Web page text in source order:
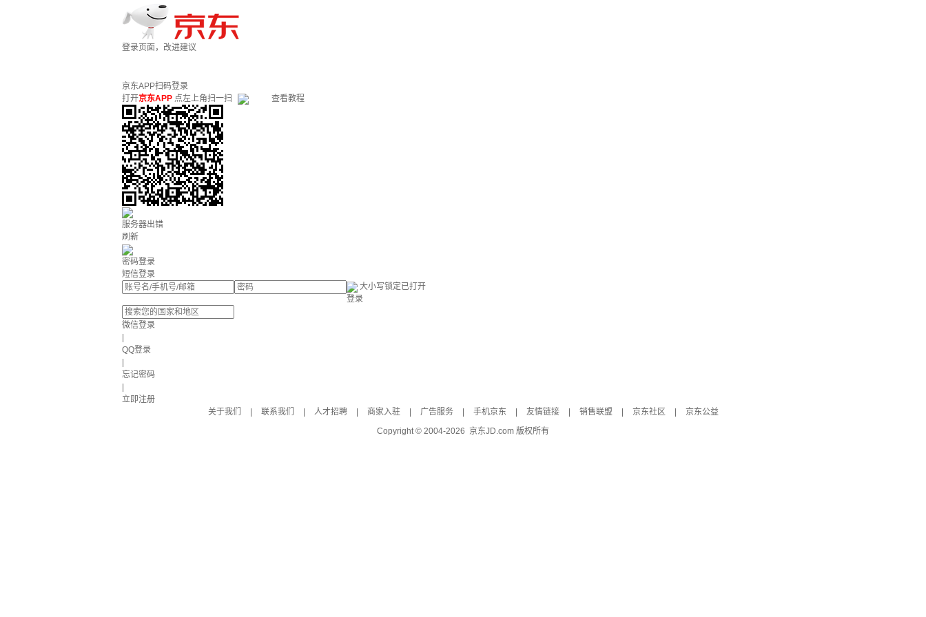
登录页面，改进建议
京东APP扫码登录
打开京东APP 点左上角扫一扫 查看教程
服务器出错
刷新
密码登录
短信登录
大小写锁定已打开
登录
微信登录
QQ登录
忘记密码
立即注册
关于我们
联系我们 人才招聘 商家入驻 广告服务 手机京东 友情链接 销售联盟 京东社区
京东公益
Copyright © 2004-2026 京东JD.com 版权所有